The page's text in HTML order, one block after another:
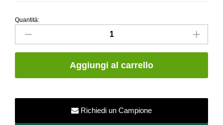
Mosaico
bianco
30×30
Quantità:
Aggiungi al carrello
Richiedi un Campione